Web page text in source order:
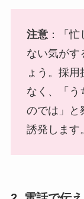
注意：「忙
ない気がす
ょう。採
なく、「う
のでは」と
誘発します。